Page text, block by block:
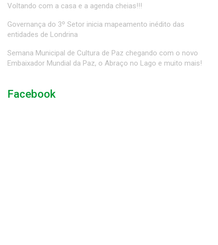
Voltando com a casa e a agenda cheias!!!
Governança do 3º Setor inicia mapeamento inédito das
entidades de Londrina
Semana Municipal de Cultura de Paz chegando com o novo
Embaixador Mundial da Paz, o Abraço no Lago e muito mais!
Facebook